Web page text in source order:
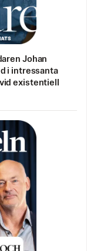
Johan
i intressanta
existentiell